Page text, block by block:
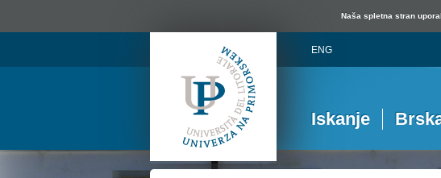
Naša spletna stran
ENG
Iskanje